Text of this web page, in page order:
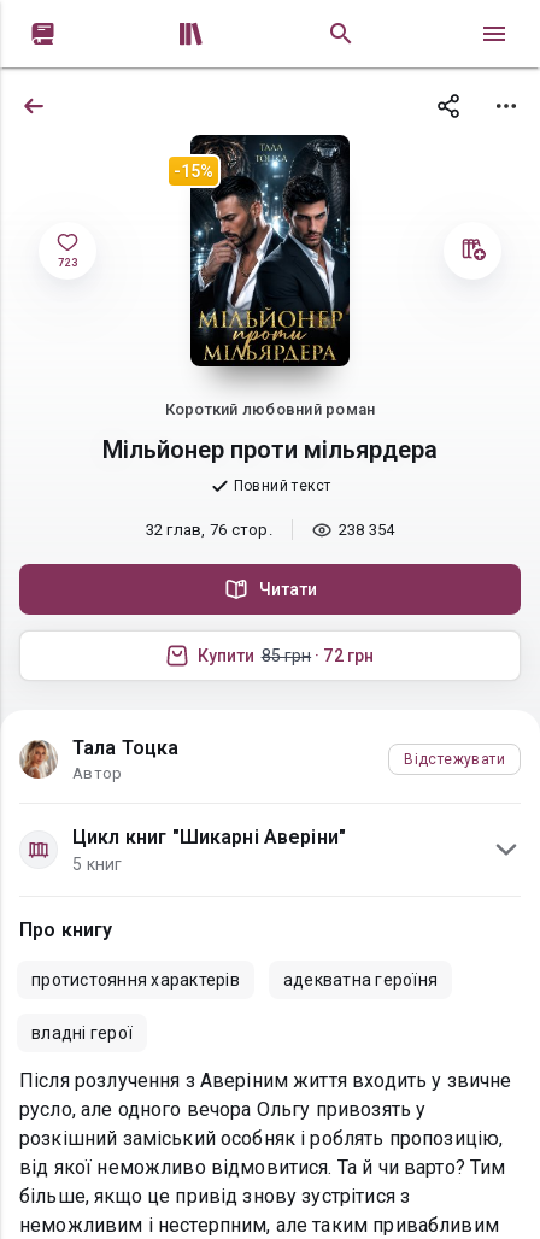
 
723
-15%
Короткий любовний роман
Мільйонер проти мільярдера
Повний текст
32 глав, 76 стор. 238 354
Читати
Купити 85 грн· 72 грн
Тала Тоцка
Автор
Відстежувати
Цикл книг "Шикарні Аверіни"
5 книг
Про книгу
протистояння характерів адекватна героїня
владні герої
Після розлучення з Аверіним життя входить у звичне
русло, але одного вечора Ольгу привозять у
розкішний заміський особняк і роблять пропозицію,
від якої неможливо відмовитися. Та й чи варто? Тим
більше, якщо це привід знову зустрітися з
неможливим і нестерпним, але таким привабливим